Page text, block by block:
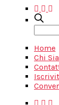
Home
Chi